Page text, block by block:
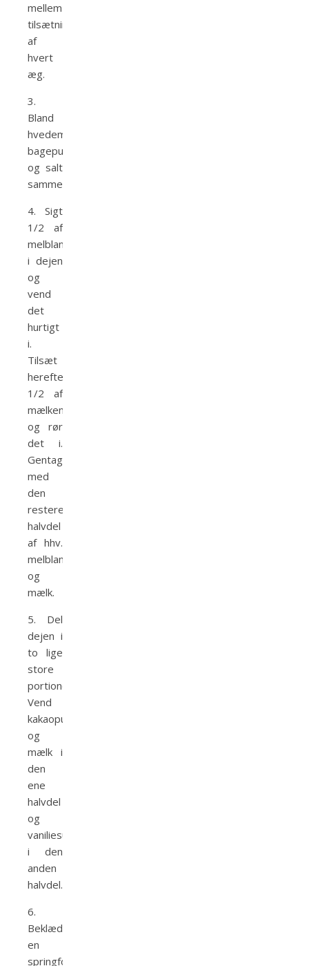
mellem
tilsætningen
af
hvert
æg.
3.
Bland
hvedemel,
bagepulver
og salt
sammen.
4. Sigt
1/2 af
melblandingen
i dejen
og
vend
det
hurtigt
i.
Tilsæt
herefter
1/2 af
mælken
og rør
det i.
Gentag
med
den
resterende
halvdel
af hhv.
melblanding
og
mælk.
5. Del
dejen i
to lige
store
portioner.
Vend
kakaopulver
og
mælk i
den
ene
halvdel
og
vaniliesukker
i den
anden
halvdel.
6.
Beklæd
en
springform